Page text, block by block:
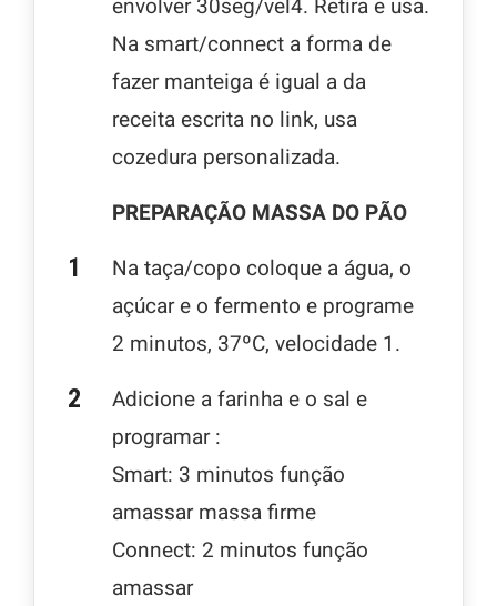
envolver 30seg/vel4. Retira e usa.
Na smart/connect a forma de
fazer manteiga é igual a da
receita escrita no link, usa
cozedura personalizada.
PREPARAÇÃO MASSA DO PÃO
Na taça/copo coloque a água, o
açúcar e o fermento e programe
2 minutos, 37ºC, velocidade 1.
Adicione a farinha e o sal e
programar :
Smart: 3 minutos função
amassar massa firme
Connect: 2 minutos função
amassar